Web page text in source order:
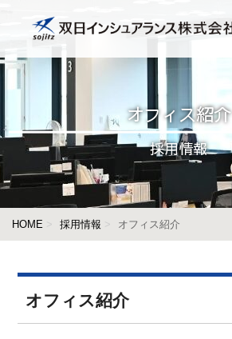
オフィス紹介
採用情報
HOME 採用情報 オフィス紹介
オフィス紹介